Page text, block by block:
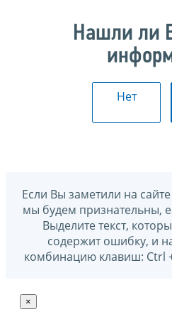
Нашли ли
Нет
Если Вы заметили на
мы будем признательны,
Выделите текст,
содержит ошибку, и
комбинацию клавиш: Ctrl
×